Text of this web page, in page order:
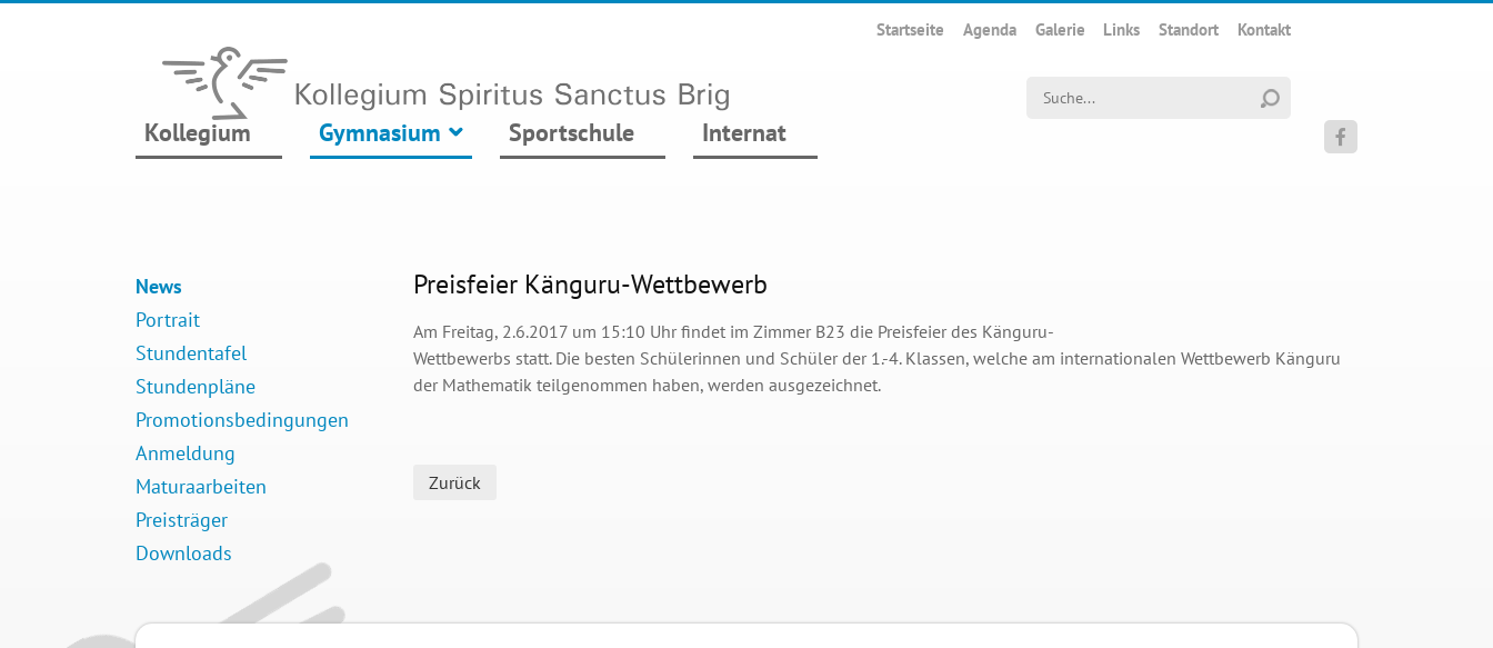
Startseite Agenda Galerie Links Standort Kontakt
Suchwort
Kollegium Gymnasium Sportschule Internat 
News
Portrait
Stundentafel
Stundenpläne
Promotionsbedingungen
Anmeldung
Maturaarbeiten
Preisträger
Downloads
Preisfeier Känguru-Wettbewerb
Am Freitag, 2.6.2017 um 15:10 Uhr findet im Zimmer B23 die Preisfeier des Känguru-
Wettbewerbs statt. Die besten Schülerinnen und Schüler der 1.-4. Klassen, welche am internationalen Wettbewerb Känguru
der Mathematik teilgenommen haben, werden ausgezeichnet.
Zurück